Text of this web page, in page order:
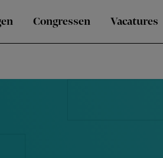
Congressen Vacatures